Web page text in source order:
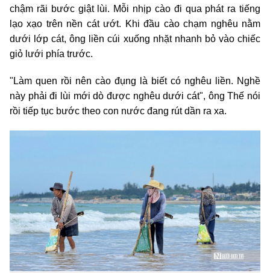
chậm rãi bước giật lùi. Mỗi nhịp cào đi qua phát ra tiếng
lạo xạo trên nền cát ướt. Khi đầu cào chạm nghêu nằm
dưới lớp cát, ông liền cúi xuống nhặt nhanh bỏ vào chiếc
giỏ lưới phía trước.
"Làm quen rồi nên cào đụng là biết có nghêu liền. Nghề
này phải đi lùi mới dò được nghêu dưới cát", ông Thế nói
rồi tiếp tục bước theo con nước đang rút dần ra xa.